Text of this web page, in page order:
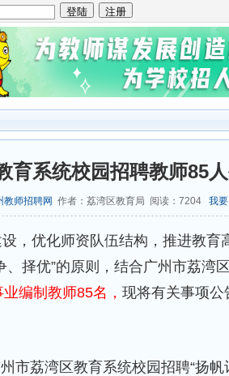
育系统校园招聘教师85人
教师招聘网 作者：荔湾区教育局 阅读： 7204 我
，优化师资队伍结构，推进教育
择优”的原则，结合广州市荔湾区
编制教师85名， 现将有关事项公
市荔湾区教育系统校园招聘“扬